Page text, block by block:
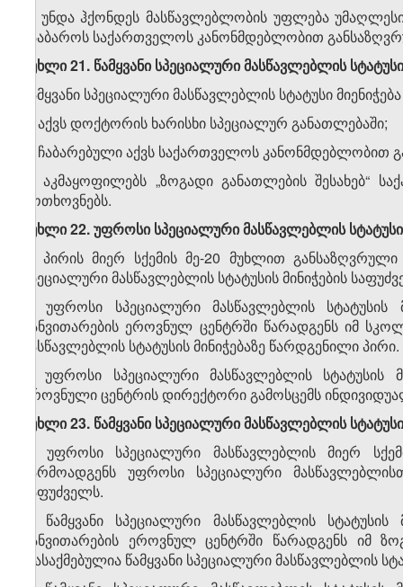
გ) უნდა ჰქონდეს მასწავლებლობის უფლება
ჩააბაროს საქართველოს კანონმდებლობით
მუხლი 21. წამყვანი სპეციალური მასწავლებლის სტატუსი
წამყვანი სპეციალური მასწავლებლის სტატუსი
ა) აქვს დოქტორის ხარისხი სპეციალურ განათლებაში;
ბ) ჩაბარებული აქვს საქართველოს კანონმდებლობით
გ) აკმაყოფილებს „ზოგადი განათლების შესახებ“
მოთხოვნებს.
მუხლი 22. უფროსი სპეციალური მასწავლებლის
1. პირის მიერ სქემის მე-20 მუხლით
სპეციალური მასწავლებლის სტატუსის მინიჭების
2. უფროსი სპეციალური მასწავლებლის სტატუსის
განვითარების ეროვნულ ცენტრში წარადგენს იმ
მასწავლებლის სტატუსის მინიჭებაზე წარდგენილი პირი.
3. უფროსი სპეციალური მასწავლებლის სტატუსის
ეროვნული ცენტრის დირექტორი გამოსცემს
მუხლი 23. წამყვანი სპეციალური მასწავლებლის
1. უფროსი სპეციალური მასწავლებლის მიერ
წარმოადგენს უფროსი სპეციალური
საფუძველს.
2. წამყვანი სპეციალური მასწავლებლის
განვითარების ეროვნულ ცენტრში წარადგენს იმ
დასაქმებულია წამყვანი სპეციალური მასწავლებლის